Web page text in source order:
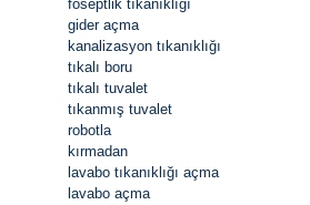
foseptlik tıkanıklığı
gider açma
kanalizasyon tıkanıklığı
tıkalı boru
tıkalı tuvalet
tıkanmış tuvalet
robotla
kırmadan
lavabo tıkanıklığı açma
lavabo açma